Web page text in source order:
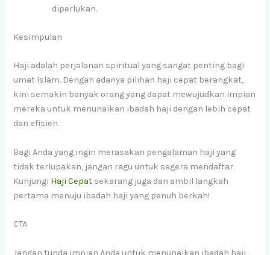
diperlukan.
Kesimpulan
Haji adalah perjalanan spiritual yang sangat penting bagi
umat Islam. Dengan adanya pilihan haji cepat berangkat,
kini semakin banyak orang yang dapat mewujudkan impian
mereka untuk menunaikan ibadah haji dengan lebih cepat
dan efisien.
Bagi Anda yang ingin merasakan pengalaman haji yang
tidak terlupakan, jangan ragu untuk segera mendaftar.
Kunjungi Haji Cepat sekarang juga dan ambil langkah
pertama menuju ibadah haji yang penuh berkah!
CTA
Jangan tunda impian Anda untuk menunaikan ibadah haji.